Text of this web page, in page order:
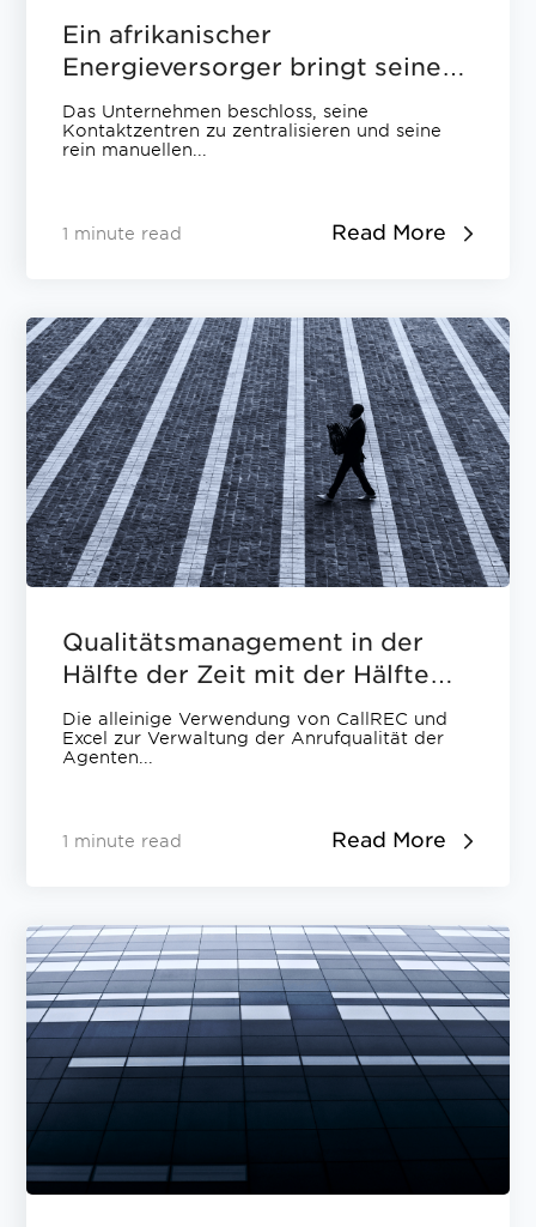
Ein afrikanischer
Energieversorger bringt seinen
QM-Prozess mit ScoreCARD auf
Vordermann!
Das Unternehmen beschloss, seine
Kontaktzentren zu zentralisieren und seine
rein manuellen...
1 minute read Read More
Qualitätsmanagement in der
Hälfte der Zeit mit der Hälfte
der Infrastruktur!
Die alleinige Verwendung von CallREC und
Excel zur Verwaltung der Anrufqualität der
Agenten...
1 minute read Read More